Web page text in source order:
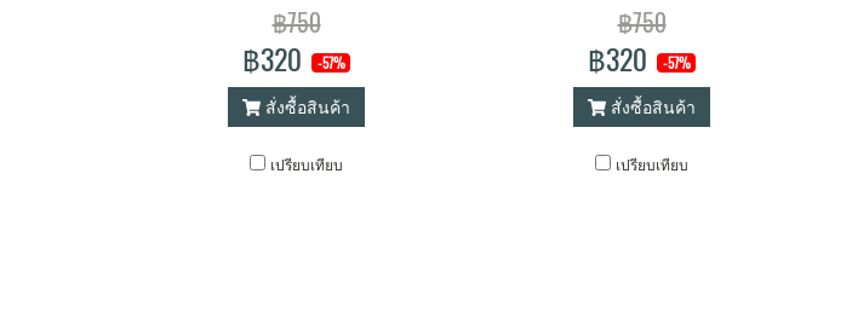
เครื่องปริ้นเตอร์ รับประกัน 1 ปี
฿750
฿320 -57%
สั่งซื้อสินค้า
เปรียบเทียบ
เครื่องปริ้นเตอร์ รับประกัน 1 ปี
฿750
฿320 -57%
สั่งซื้อสินค้า
เปรียบเทียบ